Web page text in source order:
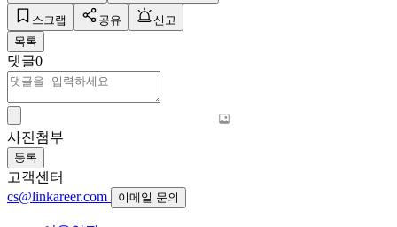
스크랩 공유
신고
목록
댓글0
사진첨부
등록
고객센터
cs@linkareer.com
이메일 문의